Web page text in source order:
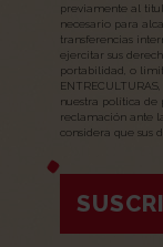
previamente al
necesario para
transferencias
ejercitar sus
portabilidad, o
nuestra política de
reclamación ante
considera que sus